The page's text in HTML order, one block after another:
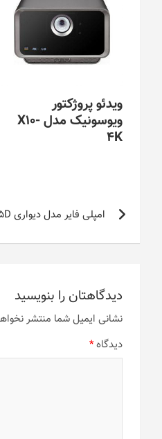
ویدئو پروژکتور
ویوسونیک مدل X10-
4K
راهبری
نوشتهامپلی فایر مدل دیواری HIFI MUSIC BA-225D
دیدگاهتان را بنویسید
نشانی ایمیل شما منتشر
دیدگاه*